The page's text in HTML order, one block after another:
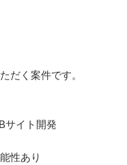
だく案件です。
サイト開発
性あり